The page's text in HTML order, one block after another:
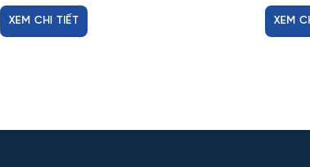
XEM CHI TIẾT XEM